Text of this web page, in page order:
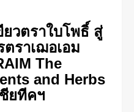
วตราใบโพธิ์ สู่
ราเฌอเอม
The
and Herbs
ยทีคฯ